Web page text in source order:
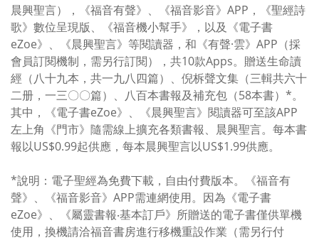
晨興聖言），《福音有聲》、《福音影音》APP，《聖經詩
歌》數位呈現版、《福音機小幫手》，以及《電子書
eZoe》、《晨興聖言》等閱讀器，和《有聲·雲》APP（採
會員訂閱機制，需另行訂閱），共10款Apps。贈送生命讀
經（八十九本，共一九八四篇）、倪柝聲文集（三輯共六十
二册，一三〇〇篇）、八百本書報及補充包（58本書）*。
其中，《電子書eZoe》、《晨興聖言》閱讀器可至該APP
左上角《門市》隨需線上擴充各類書報、晨興聖言。每本書
報以US$0.99起供應，每本晨興聖言以US$1.99供應。
*說明：電子聖經為免費下載，自由付費版本。《福音有
聲》、《福音影音》APP需連網使用。因為《電子書
eZoe》、《屬靈書報‧基本訂戶》所贈送的電子書僅供單機
使用，換機請洽福音書房進行移機重設作業（需另行付